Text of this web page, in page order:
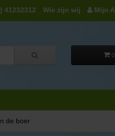
41232312 Wie zijn wij Mijn
de boer